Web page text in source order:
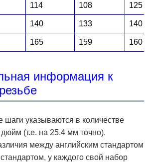
114 108 125
140 133 140
165 159 160
информация к
шаги указываются в количестве
(т.е. на 25.4 мм точно).
между английским стандартом
у каждого свой набор